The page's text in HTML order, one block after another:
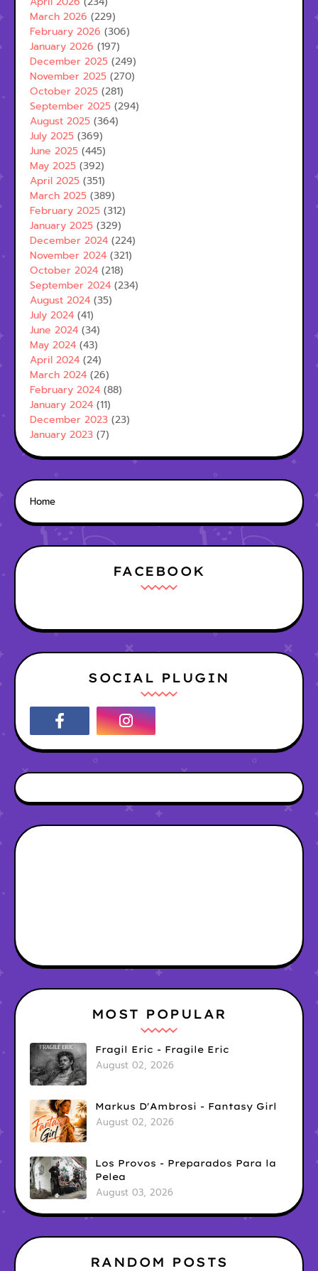
March 2026 (229)
February 2026 (306)
January 2026 (197)
December 2025 (249)
November 2025 (270)
October 2025 (281)
September 2025 (294)
August 2025 (364)
July 2025 (369)
June 2025 (445)
May 2025 (392)
April 2025 (351)
March 2025 (389)
February 2025 (312)
January 2025 (329)
December 2024 (224)
November 2024 (321)
October 2024 (218)
September 2024 (234)
August 2024 (35)
July 2024 (41)
June 2024 (34)
May 2024 (43)
April 2024 (24)
March 2024 (26)
February 2024 (88)
January 2024 (11)
December 2023 (23)
January 2023 (7)
Home
FACEBOOK
SOCIAL PLUGIN
MOST POPULAR
Fragil Eric - Fragile Eric
August 02, 2026
Markus D'Ambrosi - Fantasy Girl
August 02, 2026
Los Provos - Preparados Para la
Pelea
August 03, 2026
RANDOM POSTS